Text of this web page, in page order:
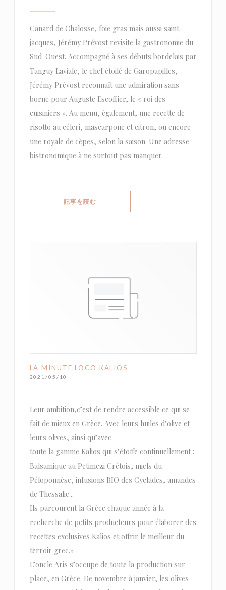
Canard de Chalosse, foie gras mais aussi saint-
jacques, Jérémy Prévost revisite la gastronomie du
Sud-Ouest. Accompagné à ses débuts bordelais par
Tanguy Laviale, le chef étoilé de Garopapilles,
Jérémy Prévost reconnaît une admiration sans
borne pour Auguste Escoffier, le « roi des
cuisiniers ». Au menu, également, une recette de
risotto au céleri, mascarpone et citron, ou encore
une royale de cèpes, selon la saison. Une adresse
bistronomique à ne surtout pas manquer.
記事を読む
LA MINUTE LOCO KALIOS
2021/05/10
Leur ambition,c’est de rendre accessible ce qui se
fait de mieux en Grèce. Avec leurs huiles d’olive et
leurs olives, ainsi qu’avec
toute la gamme Kalios qui s’étoffe continuellement :
Balsamique au Petimezi Crétois, miels du
Péloponnèse, infusions BIO des Cyclades, amandes
de Thessalie...
Ils parcourent la Grèce chaque année à la
recherche de petits producteurs pour élaborer des
recettes exclusives Kalios et offrir le meilleur du
terroir grec.»
L’oncle Aris s’occupe de toute la production sur
place, en Grèce. De novembre à janvier, les olives